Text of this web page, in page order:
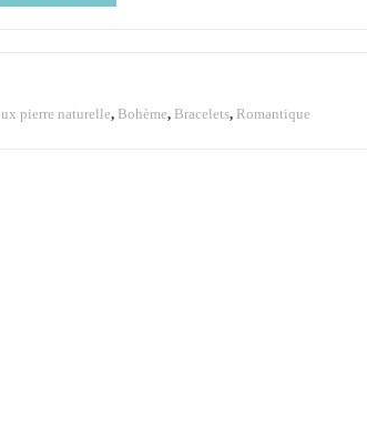
pierre naturelle, Bohème, Bracelets, Romantique